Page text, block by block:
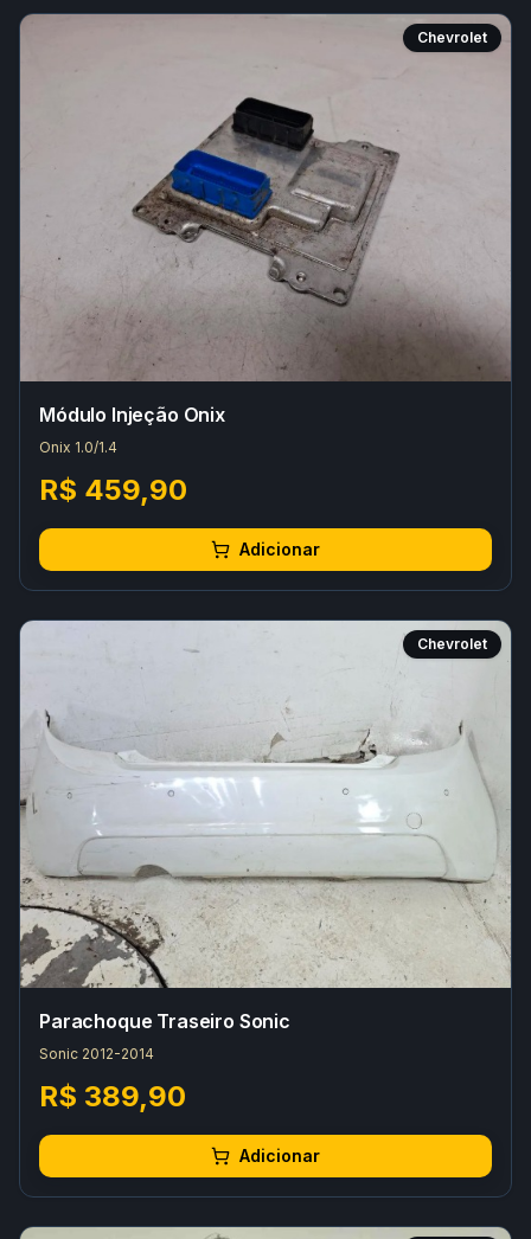
Chevrolet
Módulo Injeção Onix
Onix 1.0/1.4
R$ 459,90
Adicionar
Chevrolet
Parachoque Traseiro Sonic
Sonic 2012-2014
R$ 389,90
Adicionar